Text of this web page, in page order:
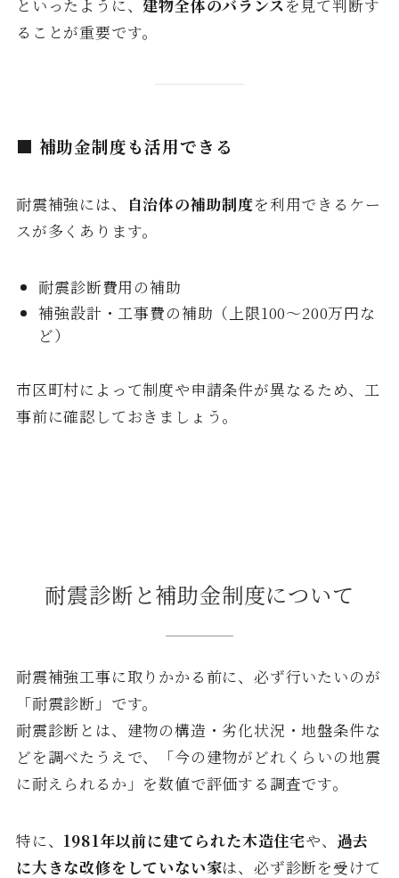
といったように、 建物全体のバランスを見て判断す
ることが重要です。
■ 補助金制度も活用できる
耐震補強には、 自治体の補助制度を利用できるケー
スが多くあります。
耐震診断費用の補助
補強設計・工事費の補助（上限100〜200万円な
ど）
市区町村によって制度や申請条件が異なるため、工
事前に確認しておきましょう。
耐震診断と補助金制度について
耐震補強工事に取りかかる前に、必ず行いたいのが
「耐震診断」です。
耐震診断とは、建物の構造・劣化状況・地盤条件な
どを調べたうえで、「今の建物がどれくらいの地震
に耐えられるか」を数値で評価する調査です。
特に、 1981年以前に建てられた木造住宅や、 過去
に大きな改修をしていない家は、必ず診断を受けて